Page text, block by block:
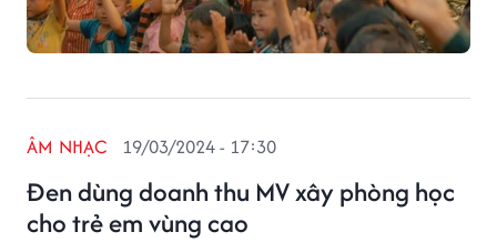
Đen dùng doanh thu MV xây phòng học
cho trẻ em vùng cao
ÂM NHẠC 19/03/2024 - 17:30